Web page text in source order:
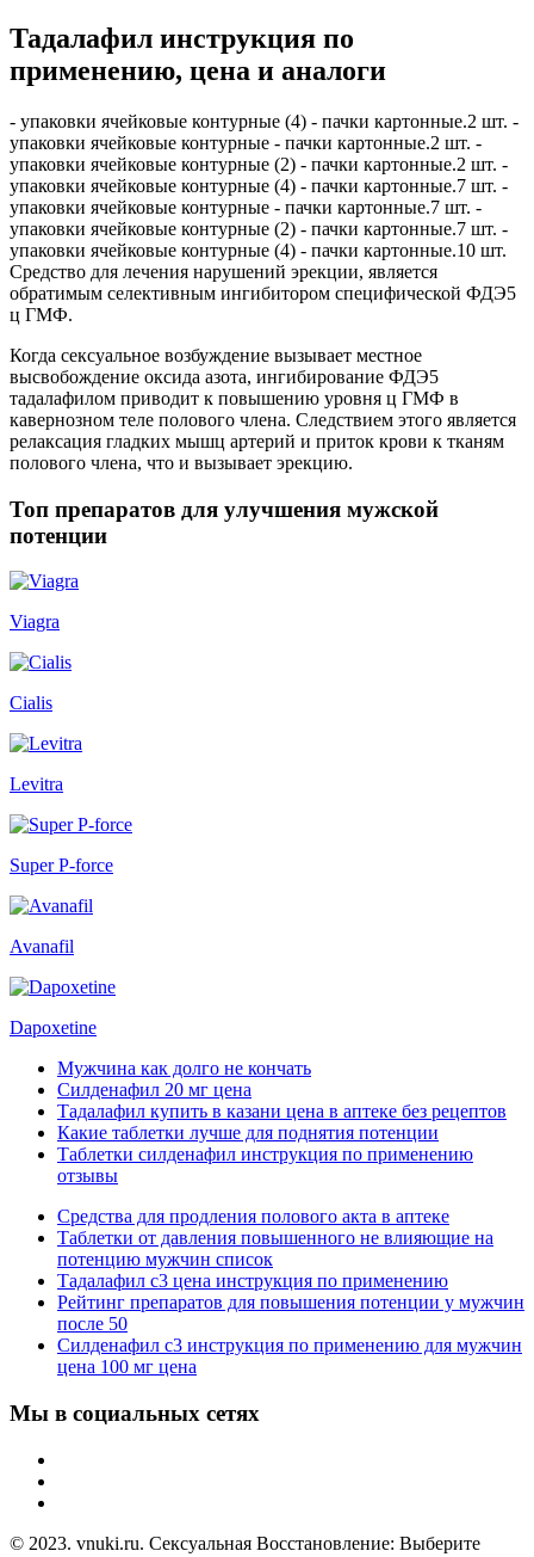
Тадалафил инструкция по
применению, цена и аналоги
- упаковки ячейковые контурные (4) - пачки картонные.2 шт. -
упаковки ячейковые контурные - пачки картонные.2 шт. -
упаковки ячейковые контурные (2) - пачки картонные.2 шт. -
упаковки ячейковые контурные (4) - пачки картонные.7 шт. -
упаковки ячейковые контурные - пачки картонные.7 шт. -
упаковки ячейковые контурные (2) - пачки картонные.7 шт. -
упаковки ячейковые контурные (4) - пачки картонные.10 шт.
Средство для лечения нарушений эрекции, является
обратимым селективным ингибитором специфической ФДЭ5
ц ГМФ.
Когда сексуальное возбуждение вызывает местное
высвобождение оксида азота, ингибирование ФДЭ5
тадалафилом приводит к повышению уровня ц ГМФ в
кавернозном теле полового члена. Следствием этого является
релаксация гладких мышц артерий и приток крови к тканям
полового члена, что и вызывает эрекцию.
Топ препаратов для улучшения мужской
потенции
Viagra
Cialis
Levitra
Super P-force
Avanafil
Dapoxetine
Мужчина как долго не кончать
Силденафил 20 мг цена
Тадалафил купить в казани цена в аптеке без рецептов
Какие таблетки лучше для поднятия потенции
Таблетки силденафил инструкция по применению
отзывы
Средства для продления полового акта в аптеке
Таблетки от давления повышенного не влияющие на
потенцию мужчин список
Тадалафил с3 цена инструкция по применению
Рейтинг препаратов для повышения потенции у мужчин
после 50
Силденафил с3 инструкция по применению для мужчин
цена 100 мг цена
Мы в социальных сетях
© 2023. vnuki.ru. Сексуальная Восстановление: Выберите